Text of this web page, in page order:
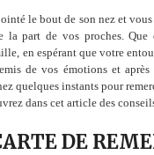
le bout de son nez et
la part de vos proches. Que
en espérant que votre
de vos émotions et
quelques instants pour
dans cet article des
DE